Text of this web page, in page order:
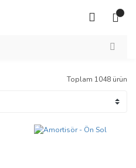
Toplam 1048 ürün